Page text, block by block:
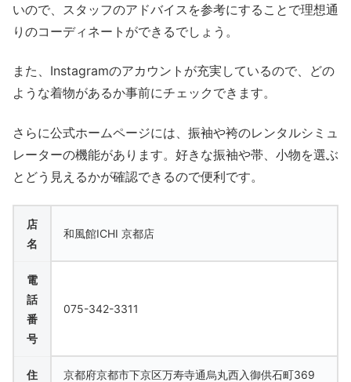
いので、スタッフのアドバイスを参考にすることで理想通
りのコーディネートができるでしょう。
また、Instagramのアカウントが充実しているので、どの
ような着物があるか事前にチェックできます。
さらに公式ホームページには、振袖や袴のレンタルシミュ
レーターの機能があります。好きな振袖や帯、小物を選ぶ
とどう見えるかが確認できるので便利です。
店
名
和風館ICHI 京都店
電
話
番
号
075-342-3311
住
京都府京都市下京区万寿寺通烏丸西入御供石町369